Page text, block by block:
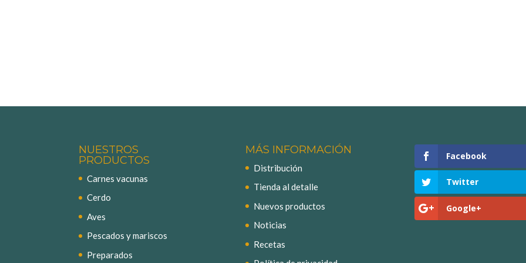
NUESTROS
PRODUCTOS
Carnes vacunas
Cerdo
Aves
Pescados y mariscos
Preparados
MÁS INFORMACIÓN
Distribución
Tienda al detalle
Nuevos productos
Noticias
Recetas
Facebook
Twitter
Google+